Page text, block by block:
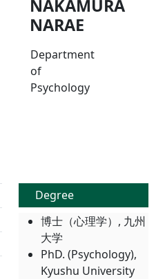
NAKAMURA
NARAE
Department
of
Psychology
Degree
博士（心理学）, 九州
大学
PhD. (Psychology),
Kyushu University